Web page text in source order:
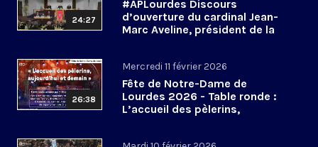
24:27
#APLourdes Discours
d’ouverture du cardinal Jean-
Marc Aveline, président de la
26:38
Mercredi 11 février 2026
Fête de Notre-Dame de
Lourdes 2026 - Table ronde :
L’accueil des pèlerins,